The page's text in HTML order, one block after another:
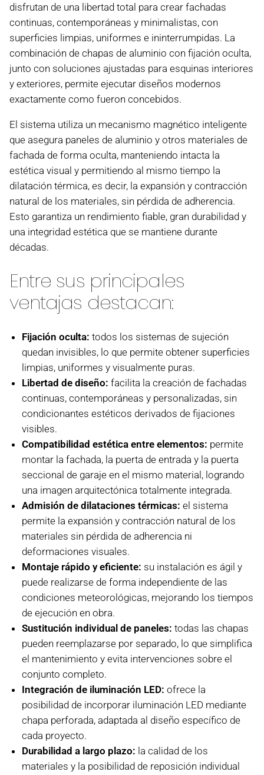
disfrutan de una libertad total para crear fachadas
continuas, contemporáneas y minimalistas, con
superficies limpias, uniformes e ininterrumpidas. La
combinación de chapas de aluminio con fijación oculta,
junto con soluciones ajustadas para esquinas interiores
y exteriores, permite ejecutar diseños modernos
exactamente como fueron concebidos.
El sistema utiliza un mecanismo magnético inteligente
que asegura paneles de aluminio y otros materiales de
fachada de forma oculta, manteniendo intacta la
estética visual y permitiendo al mismo tiempo la
dilatación térmica, es decir, la expansión y contracción
natural de los materiales, sin pérdida de adherencia.
Esto garantiza un rendimiento fiable, gran durabilidad y
una integridad estética que se mantiene durante
décadas.
Entre sus principales
ventajas destacan:
Fijación oculta: todos los sistemas de sujeción
quedan invisibles, lo que permite obtener superficies
limpias, uniformes y visualmente puras.
Libertad de diseño: facilita la creación de fachadas
continuas, contemporáneas y personalizadas, sin
condicionantes estéticos derivados de fijaciones
visibles.
Compatibilidad estética entre elementos: permite
montar la fachada, la puerta de entrada y la puerta
seccional de garaje en el mismo material, logrando
una imagen arquitectónica totalmente integrada.
Admisión de dilataciones térmicas: el sistema
permite la expansión y contracción natural de los
materiales sin pérdida de adherencia ni
deformaciones visuales.
Montaje rápido y eficiente: su instalación es ágil y
puede realizarse de forma independiente de las
condiciones meteorológicas, mejorando los tiempos
de ejecución en obra.
Sustitución individual de paneles: todas las chapas
pueden reemplazarse por separado, lo que simplifica
el mantenimiento y evita intervenciones sobre el
conjunto completo.
Integración de iluminación LED: ofrece la
posibilidad de incorporar iluminación LED mediante
chapa perforada, adaptada al diseño específico de
cada proyecto.
Durabilidad a largo plazo: la calidad de los
materiales y la posibilidad de reposición individual